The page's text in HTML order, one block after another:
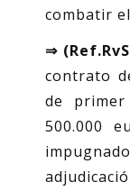
combatir
⇒
contrato
de
500.000